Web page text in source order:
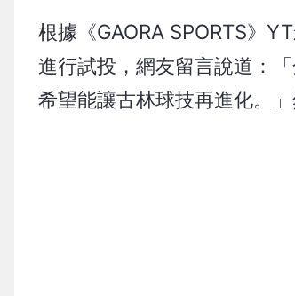
根據《GAORA SPORTS》
進行試投，網友留言說道：
希望能讓古林球技再進化。